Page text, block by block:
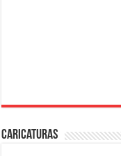
Caricaturas